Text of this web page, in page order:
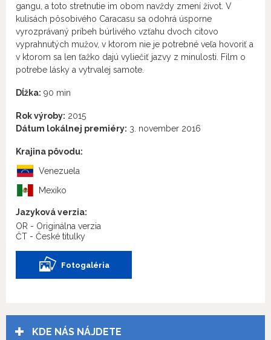
gangu, a toto stretnutie im obom navždy zmení život. V
kulisách pôsobivého Caracasu sa odohrá úsporne
vyrozprávaný príbeh búrlivého vzťahu dvoch citovo
vyprahnutých mužov, v ktorom nie je potrebné veľa hovoriť a
v ktorom sa len ťažko dajú vyliečiť jazvy z minulosti. Film o
potrebe lásky a vytrvalej samote.
Dĺžka: 90 min
Rok výroby: 2015
Dátum lokálnej premiéry: 3. november 2016
Krajina pôvodu:
Venezuela
Mexiko
Jazyková verzia:
OR - Originálna verzia
ČT - České titulky
Fotogaléria
KDE NÁS NÁJDETE